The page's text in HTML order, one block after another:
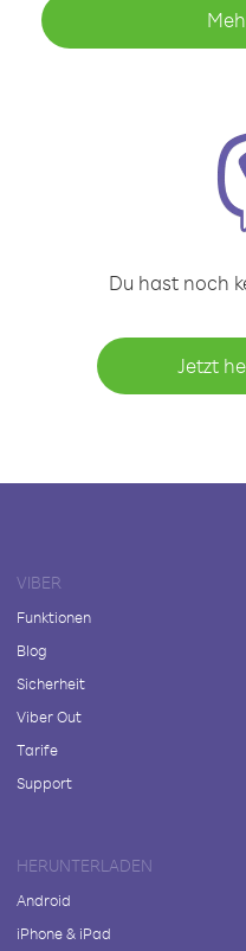
Du hast noch
Jetzt
VIBER
Funktionen
Blog
Sicherheit
Viber Out
Tarife
Support
HERUNTERLADEN
Android
iPhone & iPad